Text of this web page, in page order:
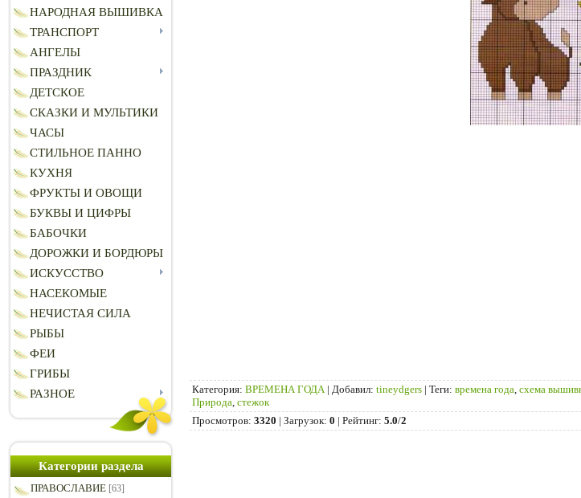
НАРОДНАЯ ВЫШИВКА
ТРАНСПОРТ
АНГЕЛЫ
ПРАЗДНИК
ДЕТСКОЕ
СКАЗКИ И МУЛЬТИКИ
ЧАСЫ
СТИЛЬНОЕ ПАННО
КУХНЯ
ФРУКТЫ И ОВОЩИ
БУКВЫ И ЦИФРЫ
БАБОЧКИ
ДОРОЖКИ И БОРДЮРЫ
ИСКУССТВО
НАСЕКОМЫЕ
НЕЧИСТАЯ СИЛА
РЫБЫ
ФЕИ
ГРИБЫ
РАЗНОЕ
Категории раздела
ПРАВОСЛАВИЕ [63]
Категория: ВРЕМЕНА ГОДА | Добавил: tineydgers | Теги: времена года схема
Природа стежок
Просмотров: 3320 | Загрузок: 0 | Рейтинг: 5.0/2